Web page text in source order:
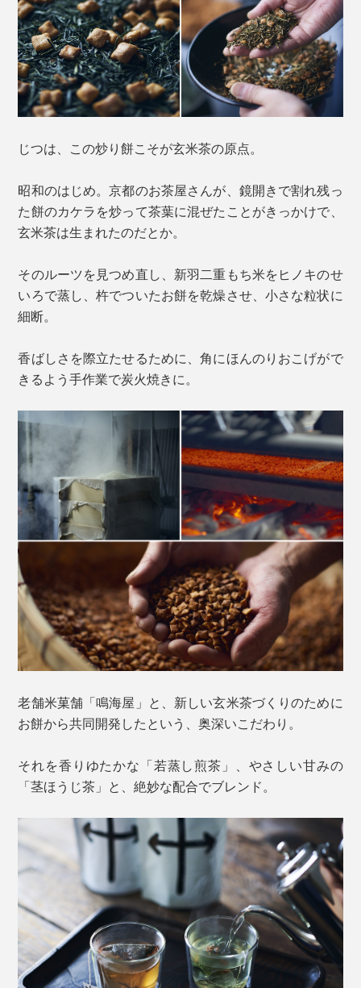
じつは、この炒り餅こそが玄米茶の原点。
昭和のはじめ。京都のお茶屋さんが、鏡開きで割れ残っ
た餅のカケラを炒って茶葉に混ぜたことがきっかけで、
玄米茶は生まれたのだとか。
そのルーツを見つめ直し、新羽二重もち米をヒノキのせ
いろで蒸し、杵でついたお餅を乾燥させ、小さな粒状に
細断。
香ばしさを際立たせるために、角にほんのりおこげがで
きるよう手作業で炭火焼きに。
老舗米菓舗「鳴海屋」と、新しい玄米茶づくりのために
お餅から共同開発したという、奥深いこだわり。
それを香りゆたかな「若蒸し煎茶」、やさしい甘みの
「茎ほうじ茶」と、絶妙な配合でブレンド。